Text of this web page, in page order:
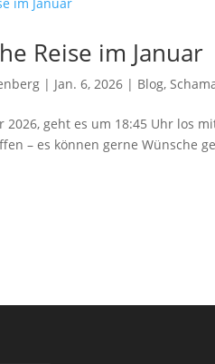
Reise im Januar
| Jan. 6, 2026 | Blog,
2026, geht es um 18:45 Uhr los
– es können gerne Wünsche